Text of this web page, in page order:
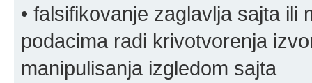
• falsifikovanje zaglavlja sajta ili
podacima radi krivotvorenja
manipulisanja izgledom sajta